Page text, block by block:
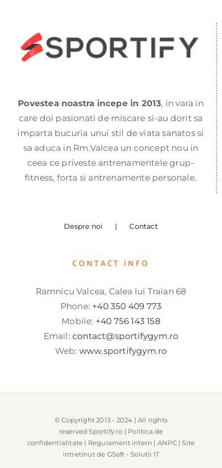
Povestea noastra incepe in 2013, in vara in
care doi pasionati de miscare si-au dorit sa
imparta bucuria unui stil de viata sanatos si
sa aduca in Rm.Valcea un concept nou in
ceea ce priveste antrenamentele grup-
fitness, forta si antrenamente personale.
Despre noi Contact
CONTACT INFO
Ramnicu Valcea, Calea lui Traian 68
Phone: +40 350 409 773
Mobile: +40 756 143 158
Email: contact@sportifygym.ro
Web: www.sportifygym.ro
© Copyright 2013 - 2024 | All rights
reservedSportify.ro | Politica de
confidentialitate | Regulament intern | ANPC| Site
intretinut de GSoft - Solutii IT